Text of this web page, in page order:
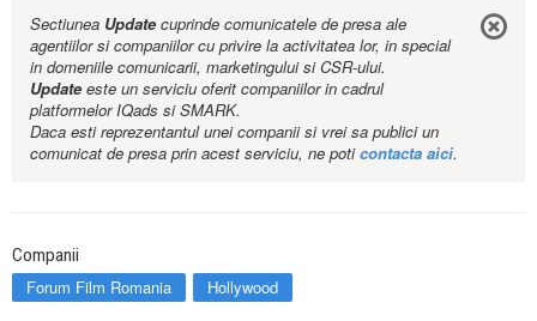
Sectiunea Updatecuprinde comunicatele de presa ale
agentiilor si companiilor cu privire la activitatea lor, in special
in domeniile comunicarii, marketingului si CSR-ului.
Updateeste un serviciu oferit companiilor in cadrul
platformelor IQads si SMARK.
Daca esti reprezentantul unei companii si vrei sa publici un
comunicat de presa prin acest serviciu, ne poticontacta aici.
Companii
Forum Film Romania Hollywood